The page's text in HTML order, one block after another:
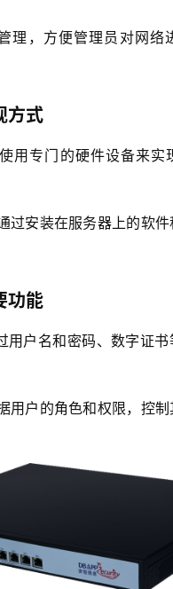
方式
用专门的硬件设备来实
过安装在服务器上的软
功能
用户名和密码、数字证
用户的角色和权限，控